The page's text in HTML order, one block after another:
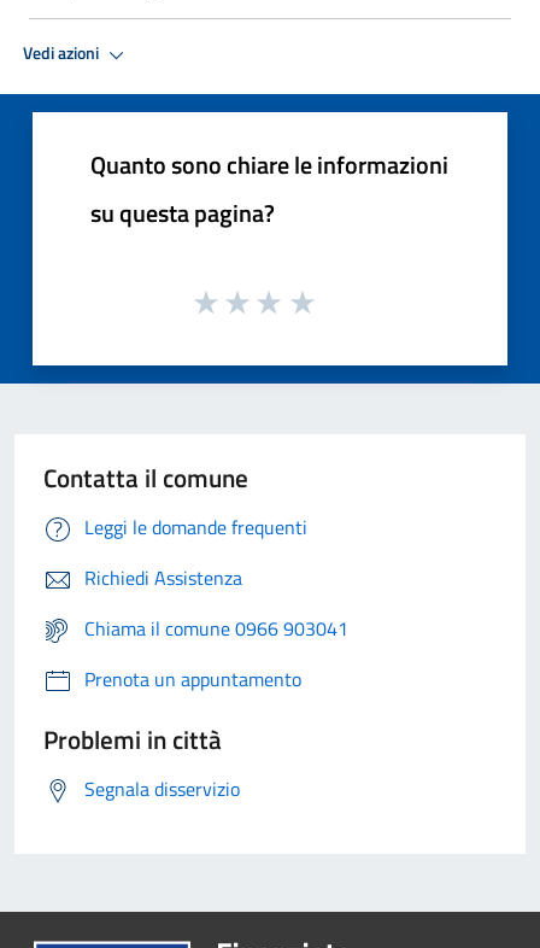
Vedi azioni
Quanto sono chiare le informazioni
su questa pagina?
Contatta il comune
Leggi le domande frequenti
Richiedi Assistenza
Chiama il comune 0966 903041
Prenota un appuntamento
Problemi in città
Segnala disservizio